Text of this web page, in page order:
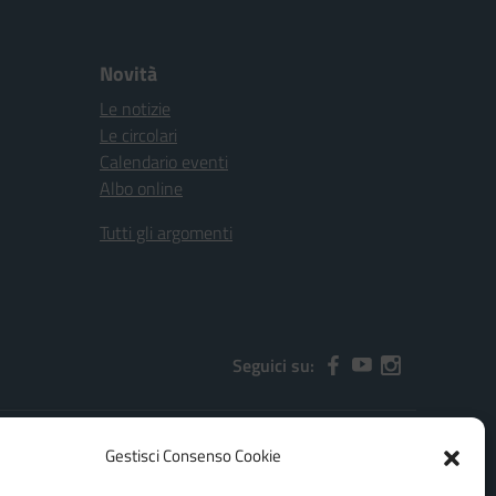
Gestisci Consenso Cookie
Novità
Le notizie
Le circolari
Calendario eventi
Albo online
Tutti gli argomenti
Seguici su: